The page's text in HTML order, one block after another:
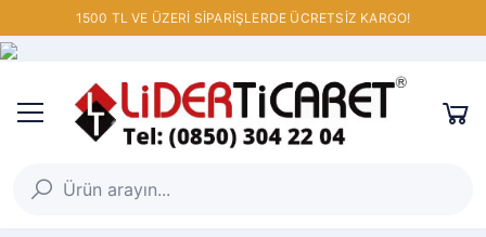
1500 TL VE ÜZERİ SİPARİŞLERDE ÜCRETSİZ KARGO!